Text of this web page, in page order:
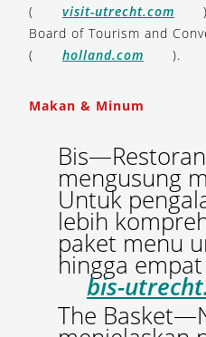
(
visit-utrecht.com
Board of Tourism and
(
holland.com ).
Makan & Minum
mengusung
Untuk
lebih
paket menu
hingga
bis-
The